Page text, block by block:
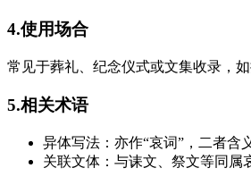
4.使用场合
常见于葬礼、纪念仪式或文集收录，
5.相关术语
异体写法：亦作“哀词”，二者含
关联文体：与诔文、祭文等同属